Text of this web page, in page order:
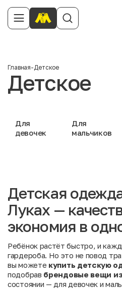
Главная-Детское
Детское
Для
девочек
Для
мальчиков
Детская
Луках —
экономия в
Ребёнок растёт быстро, и
гардероба. Но это не повод
вы можете купить детскую
подобрав брендовые вещи
состоянии — для девочек и